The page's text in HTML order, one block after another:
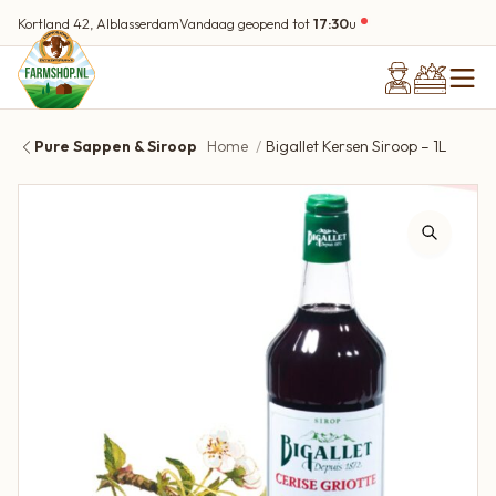
Kortland 42, AlblasserdamVandaag geopend tot17:30u
Pure Sappen & Siroop Home Bigallet Kersen Siroop – 1L